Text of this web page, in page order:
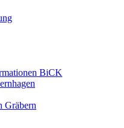
BiCK
Gräbern